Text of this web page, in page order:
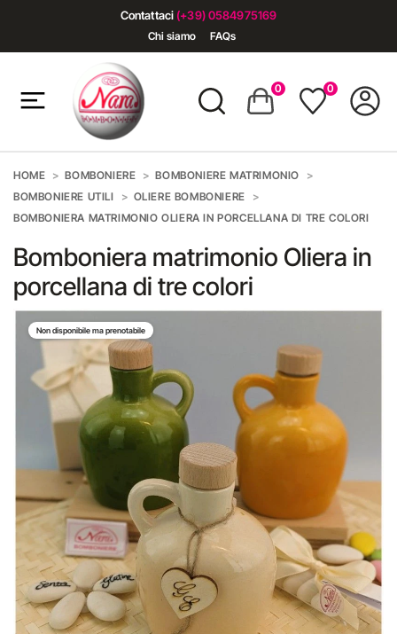
Contattaci (+39) 0584975169
Chi siamo FAQs
0 0
HOME BOMBONIERE
BOMBONIERE MATRIMONIO
BOMBONIERE UTILI
OLIERE BOMBONIERE
BOMBONIERA MATRIMONIO OLIERA IN PORCELLANA DI TRE COLORI
Bomboniera matrimonio Oliera in
porcellana di tre colori
Non disponibile ma prenotabile